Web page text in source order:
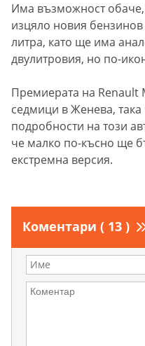
Има възможност
изцяло новия
литра, като ще има
двулитровия, но по-
Премиерата на Renault
седмици в Женева,
подробности на този
че малко по-късно ще
екстремна версия.
Коментари ( 13 )